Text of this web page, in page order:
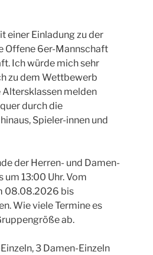
einer Einladung zu der
Offene 6er-Mannschaft
Ich würde mich sehr
zu dem Wettbewerb
melden
durch die
Spieler-innen und
der Herren- und Damen-
13:00 Uhr. Vom
08.08.2026 bis
Wie viele Termine es
ab.
3 Damen-Einzeln